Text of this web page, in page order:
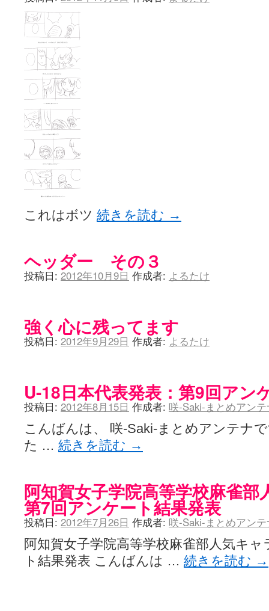
これはボツ 続きを読む →
ヘッダー その３
投稿日: 2012年10月9日 作成者: よるたけ
強く心に残ってます
投稿日: 2012年9月29日 作成者: よるたけ
U-18日本代表発表：第9回アン
投稿日: 2012年8月15日 作成者: 咲-Saki-まとめアン
こんばんは、 咲-Saki-まとめアンテナ
た … 続きを読む →
阿知賀女子学院高等学校麻雀部
第7回アンケート結果発表
投稿日: 2012年7月26日 作成者: 咲-Saki-まとめアン
阿知賀女子学院高等学校麻雀部人気キ
ト結果発表 こんばんは … 続きを読む →